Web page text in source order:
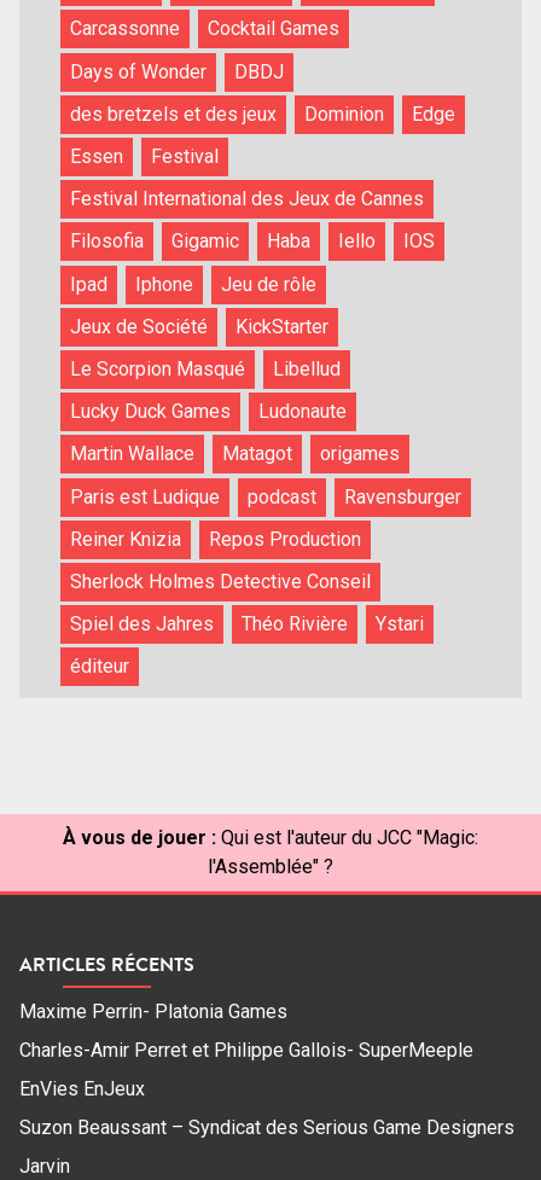
Carcassonne
Cocktail Games
Days of Wonder
DBDJ
des bretzels et des jeux
Dominion
Edge
Essen
Festival
Festival International des Jeux de Cannes
Filosofia
Gigamic Haba Iello
IOS
Ipad
Iphone
Jeu de rôle
Jeux de Société
KickStarter
Le Scorpion Masqué
Libellud
Lucky Duck Games
Ludonaute
Martin Wallace
Matagot
origames
Paris est Ludique
podcast
Ravensburger
Reiner Knizia
Repos Production
Sherlock Holmes Detective Conseil
Spiel des Jahres
Théo Rivière
Ystari
éditeur
À vous de jouer : Qui est l'auteur du JCC "Magic:
l'Assemblée" ?
ARTICLES RÉCENTS
Maxime Perrin- Platonia Games
Charles-Amir Perret et Philippe Gallois- SuperMeeple
EnVies EnJeux
Suzon Beaussant – Syndicat des Serious Game Designers
Jarvin